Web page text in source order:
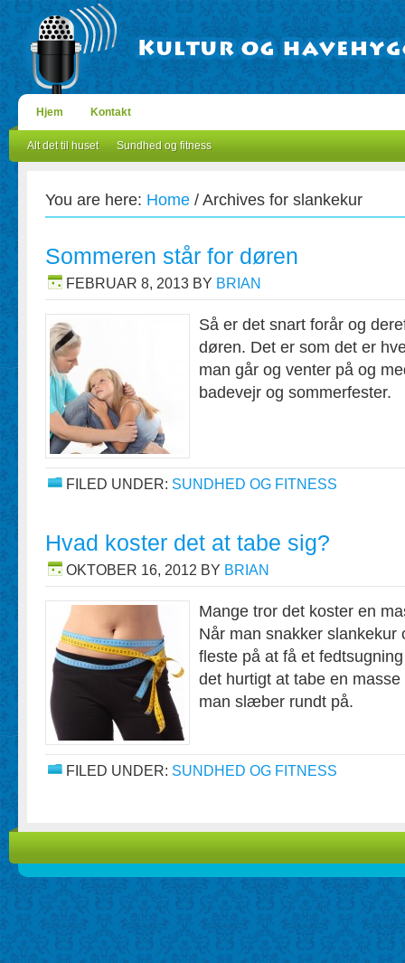
Hjem Kontakt
Alt det til huset Sundhed og fitness
You are here: Home / Archives for slankekur
Sommeren står for døren
FEBRUAR 8, 2013 BY BRIAN
Så er det snart forår og
døren. Det er som det er
man går og venter på og
badevejr og sommerfester.
FILED UNDER: SUNDHED OG FITNESS
Hvad koster det at tabe sig?
OKTOBER 16, 2012 BY BRIAN
Mange tror det koster en
Når man snakker
fleste på at få et
det hurtigt at tabe en
man slæber rundt på.
FILED UNDER: SUNDHED OG FITNESS